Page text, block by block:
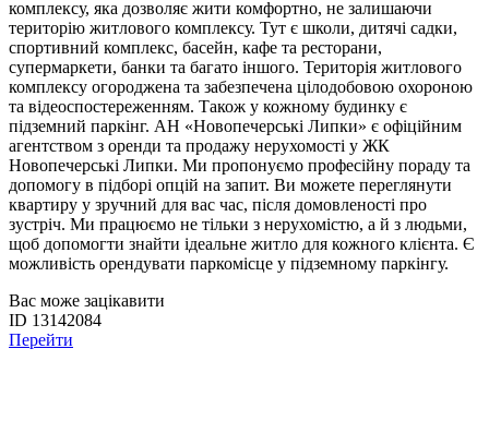
комплексу, яка дозволяє жити комфортно, не залишаючи
територію житлового комплексу. Тут є школи, дитячі садки,
спортивний комплекс, басейн, кафе та ресторани,
супермаркети, банки та багато іншого. Територія житлового
комплексу огороджена та забезпечена цілодобовою охороною
та відеоспостереженням. Також у кожному будинку є
підземний паркінг. АН «Новопечерські Липки» є офіційним
агентством з оренди та продажу нерухомості у ЖК
Новопечерські Липки. Ми пропонуємо професійну пораду та
допомогу в підборі опцій на запит. Ви можете переглянути
квартиру у зручний для вас час, після домовленості про
зустріч. Ми працюємо не тільки з нерухомістю, а й з людьми,
щоб допомогти знайти ідеальне житло для кожного клієнта. Є
можливість орендувати паркомісце у підземному паркінгу.
Вас може зацікавити
ID 13142084
Перейти